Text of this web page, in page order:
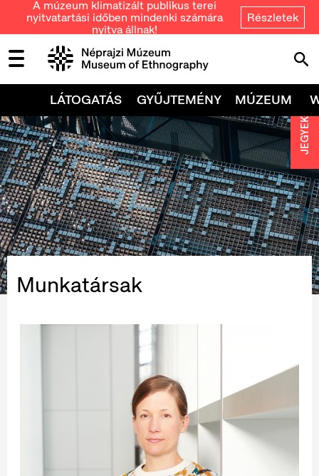
A múzeum klimatizált publikus terei
nyitvatartási időben mindenki számára
nyitva állnak!
Részletek
LÁTOGATÁS GYŰJTEMÉNY MÚZEUM
Munkatársak
JEGYEK